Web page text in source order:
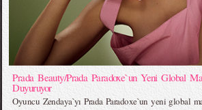
Prada Beauty/Prada Paradoxe`un Yeni Global
Duyuruyor
Oyuncu Zendaya`yı Prada Paradoxe`un yeni global